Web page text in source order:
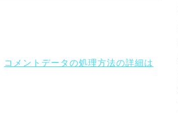
コメントデータの処理方法の詳細は